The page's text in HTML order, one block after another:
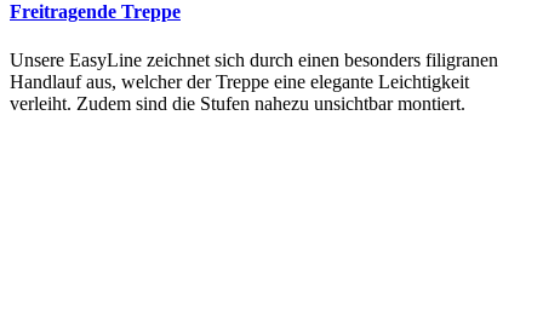
Freitragende Treppe
Unsere EasyLine zeichnet sich durch einen besonders filigranen
Handlauf aus, welcher der Treppe eine elegante Leichtigkeit
verleiht. Zudem sind die Stufen nahezu unsichtbar montiert.